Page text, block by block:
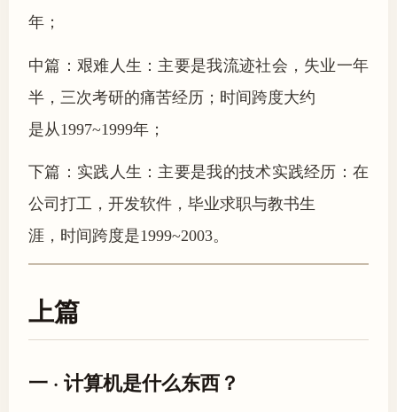
年；
中篇：艰难人生：主要是我流迹社会，失业一年
半，三次考研的痛苦经历；时间跨度大约
是从1997~1999年；
下篇：实践人生：主要是我的技术实践经历：在
公司打工，开发软件，毕业求职与教书生
涯，时间跨度是1999~2003。
上篇
一 · 计算机是什么东西？